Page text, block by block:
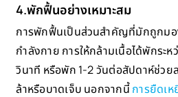
4.พักฟื้นอย่างเหมาะสม
การพักฟื้นเป็นส่วนสำคัญที่มักถูกมอ
กำลังกาย การให้กล้ามเนื้อได้พักระ
วินาที หรือพัก 1-2 วันต่อสัปดาห์ช่วย
ล้าหรือบาดเจ็บ นอกจากนี้การยืดเ